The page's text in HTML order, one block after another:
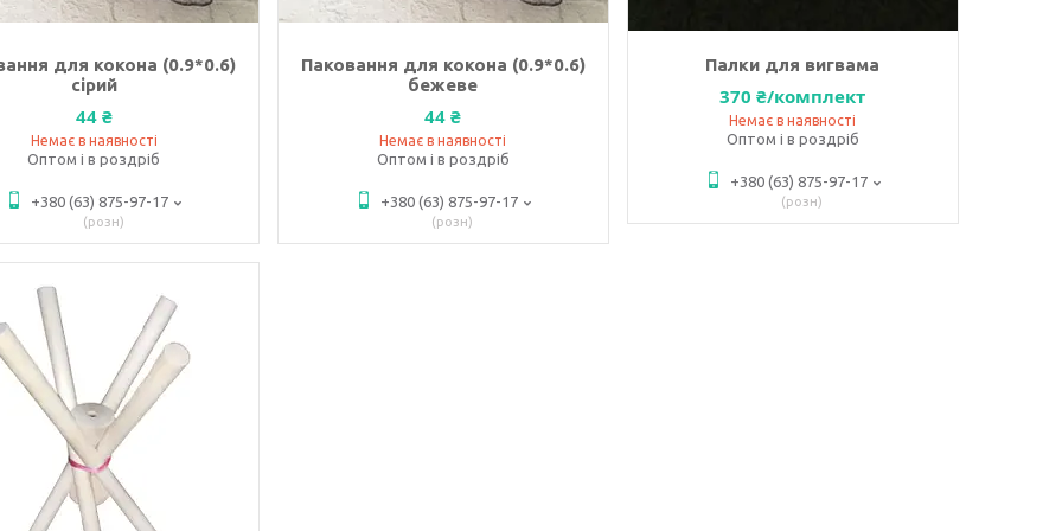
для кокона (0.9*0.6)
сірий
44 ₴
Немає в наявності
Оптом і в роздріб
+380 (63) 875-97-17
розн
Паковання для кокона (0.9*0.6)
бежеве
44 ₴
Немає в наявності
Оптом і в роздріб
+380 (63) 875-97-17
розн
Палки для вигвама
370 ₴/комплект
Немає в наявності
Оптом і в роздріб
+380 (63) 875-97-17
розн